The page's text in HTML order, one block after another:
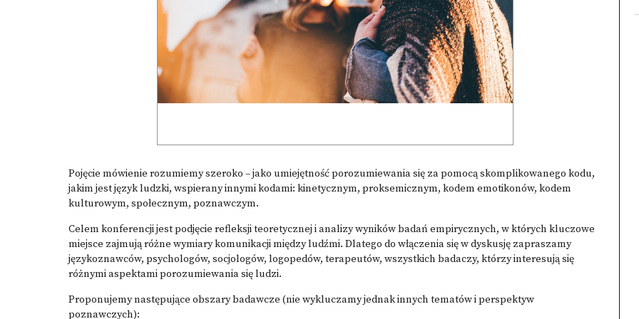
Pojęcie mówienie rozumiemy szeroko – jako umiejętność porozumiewania się za pomocą skomplikowanego kodu,
jakim jest język ludzki, wspierany innymi kodami: kinetycznym, proksemicznym, kodem emotikonów, kodem
kulturowym, społecznym, poznawczym.
Celem konferencji jest podjęcie refleksji teoretycznej i analizy wyników badań empirycznych, w których kluczowe
miejsce zajmują różne wymiary komunikacji między ludźmi. Dlatego do włączenia się w dyskusję zapraszamy
językoznawców, psychologów, socjologów, logopedów, terapeutów, wszystkich badaczy, którzy interesują się
różnymi aspektami porozumiewania się ludzi.
Proponujemy następujące obszary badawcze (nie wykluczamy jednak innych tematów i perspektyw
poznawczych):